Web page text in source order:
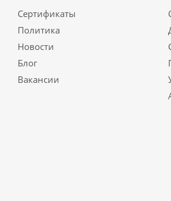
Сертификаты
Политика
Новости
Блог
Вакансии